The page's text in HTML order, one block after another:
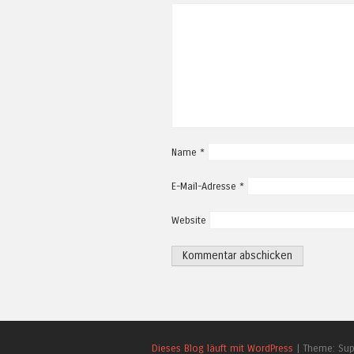
Name *
E-Mail-Adresse *
Website
Dieses Blog läuft mit WordPress | Theme: